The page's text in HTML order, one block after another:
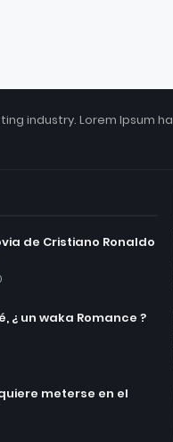
industry. Lorem Ipsum
de Cristiano Ronaldo
¿ un waka Romance ?
meterse en el